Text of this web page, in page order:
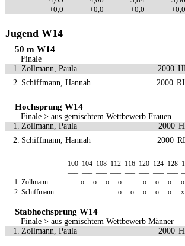
+0,0
+0,0 +0,0 +0,0
Jugend W14
50 m W14
Finale
1.
Zollmann, Paula 2000
2. Schiffmann, Hannah 2000
Hochsprung W14
Finale > aus gemischtem Wettbewerb Frauen
1.
Zollmann, Paula 2000
2. Schiffmann, Hannah 2000
100 104 108 112 116 120 124 128
—– —– —– —– —– —– —– —–
1. Zollmann o o o o – o o o o
2. Schiffmann – – – o o o o o
Stabhochsprung W14
Finale > aus gemischtem Wettbewerb Männer
1.
Zollmann, Paula 2000